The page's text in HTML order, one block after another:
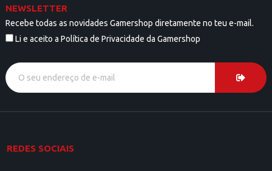
NEWSLETTER
Recebe todas as novidades Gamershop diretamente no teu e-mail.
Li e aceito a Política de Privacidade da Gamershop
REDES SOCIAIS